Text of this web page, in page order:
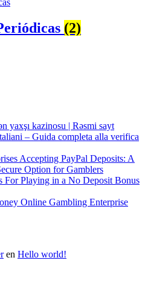
(2)
yaxşı kazinosu | Rəsmi sayt
– Guida completa alla verifica
Accepting PayPal Deposits: A
Option for Gamblers
For Playing in a No Deposit Bonus
Online Gambling Enterprise
en Hello world!